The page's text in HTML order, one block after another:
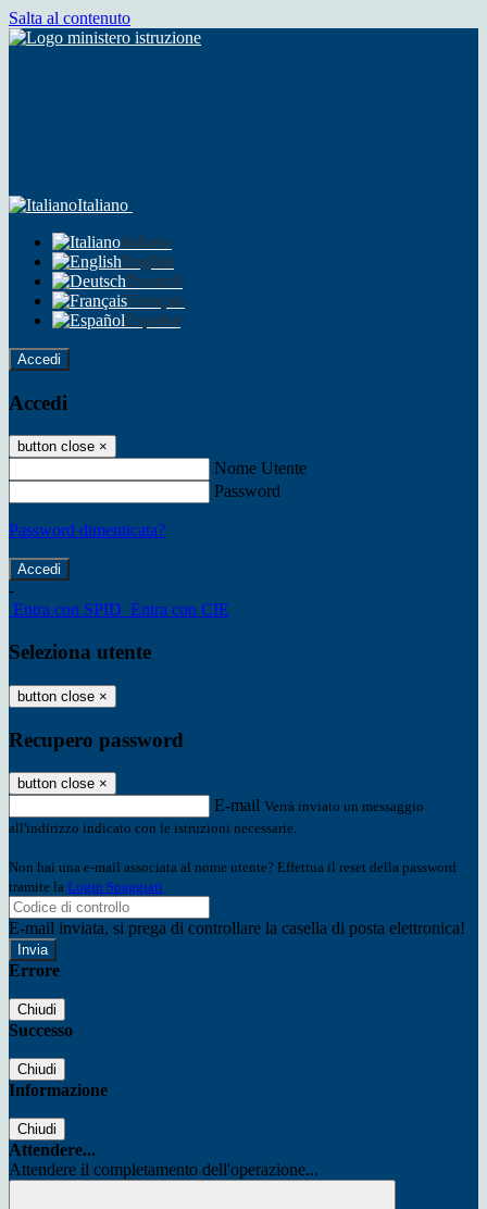
Salta al contenuto
Italiano
Italiano
English
Deutsch
Français
Español
Accedi
Accedi
button close ×
Nome Utente
Password
Password dimenticata?
-
Entra con SPID Entra con CIE
Seleziona utente
button close ×
Recupero password
button close ×
E-mail Verrà inviato un messaggio
all'indirizzo indicato con le istruzioni necessarie.
Non hai una e-mail associata al nome utente? Effettua il reset della password
tramite la Login Spaggiari
E-mail inviata, si prega di controllare la casella di posta elettronica!
Errore
Chiudi
Successo
Chiudi
Informazione
Chiudi
Attendere...
Attendere il completamento dell'operazione...